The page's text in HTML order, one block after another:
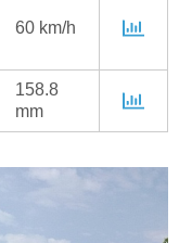
60 km/h
158.8
mm